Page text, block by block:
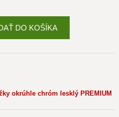
DO KOŠÍKA
okrúhle chróm lesklý PREMIUM